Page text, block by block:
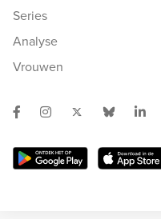
Series
Analyse
Vrouwen